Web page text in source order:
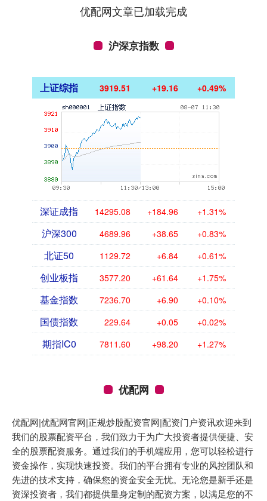
优配网文章已加载完成
沪深京指数
上证综指 3919.51 +19.16 +0.49%
深证成指 14295.08 +184.96 +1.31%
沪深300 4689.96 +38.65 +0.83%
北证50 1129.72 +6.84 +0.61%
创业板指 3577.20 +61.64 +1.75%
基金指数 7236.70 +6.90 +0.10%
国债指数 229.64 +0.05 +0.02%
期指IC0 7811.60 +98.20 +1.27%
优配网
优配网|优配网官网|正规炒股配资官网|配资门户资讯欢迎来到
我们的股票配资平台，我们致力于为广大投资者提供便捷、安
全的股票配资服务。通过我们的手机端应用，您可以轻松进行
资金操作，实现快速投资。我们的平台拥有专业的风控团队和
先进的技术支持，确保您的资金安全无忧。无论您是新手还是
资深投资者，我们都提供量身定制的配资方案，以满足您的不